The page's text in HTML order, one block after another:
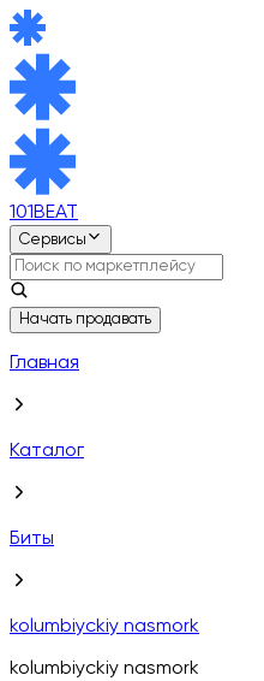
101BEAT
Сервисы
Начать продавать
Главная
Каталог
Биты
kolumbiyckiy nasmork
kolumbiyckiy nasmork